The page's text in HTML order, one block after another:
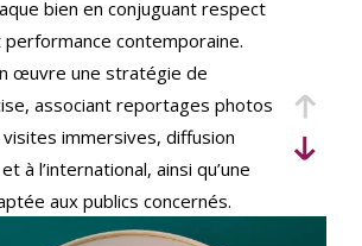
bien en conjuguant respect
contemporaine.
œuvre une stratégie de
associant reportages photos
immersives, diffusion
à l’international, ainsi qu’une
aux publics concernés.
du Val de Loire et actifs sur